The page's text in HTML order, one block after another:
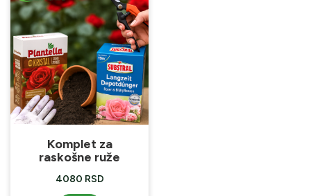
Komplet za
raskošne ruže
4080 RSD